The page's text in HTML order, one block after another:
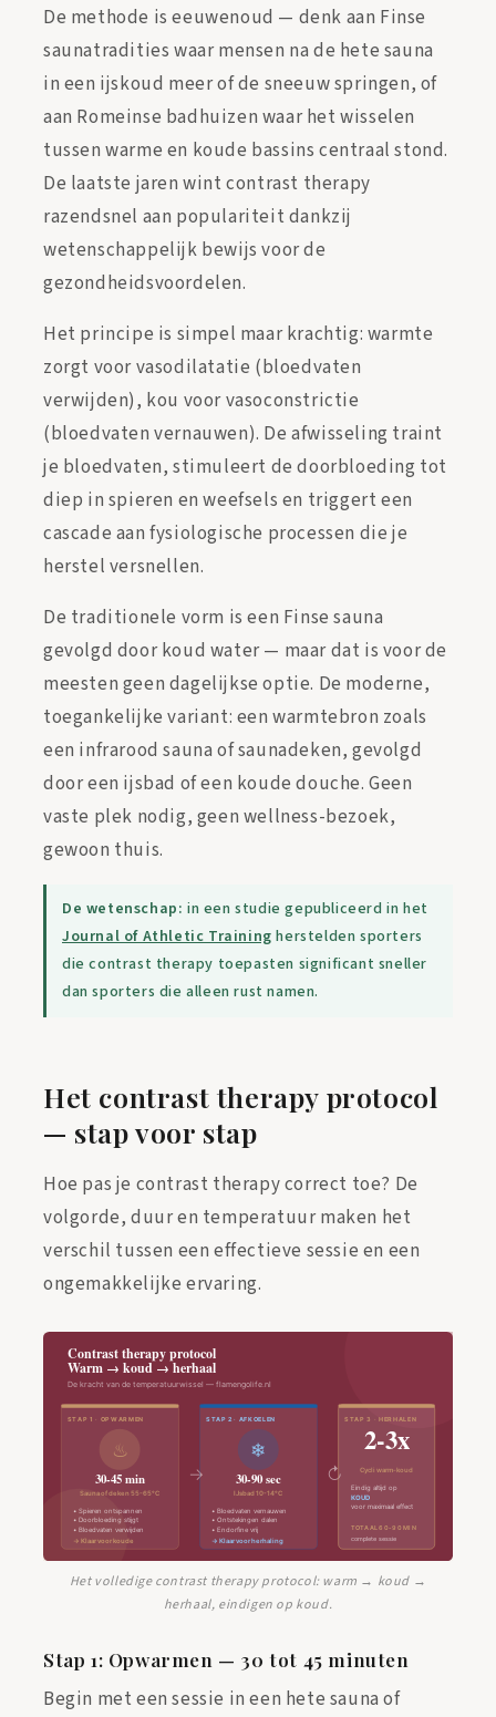
De methode is eeuwenoud — denk aan Finse
saunatradities waar mensen na de hete sauna
in een ijskoud meer of de sneeuw springen, of
aan Romeinse badhuizen waar het wisselen
tussen warme en koude bassins centraal stond.
De laatste jaren wint contrast therapy
razendsnel aan populariteit dankzij
wetenschappelijk bewijs voor de
gezondheidsvoordelen.
Het principe is simpel maar krachtig: warmte
zorgt voor vasodilatatie (bloedvaten
verwijden), kou voor vasoconstrictie
(bloedvaten vernauwen). De afwisseling traint
je bloedvaten, stimuleert de doorbloeding tot
diep in spieren en weefsels en triggert een
cascade aan fysiologische processen die je
herstel versnellen.
De traditionele vorm is een Finse sauna
gevolgd door koud water — maar dat is voor de
meesten geen dagelijkse optie. De moderne,
toegankelijke variant: een warmtebron zoals
een infrarood sauna of saunadeken, gevolgd
door een ijsbad of een koude douche. Geen
vaste plek nodig, geen wellness-bezoek,
gewoon thuis.
De wetenschap: in een studie gepubliceerd in het
Journal of Athletic Training herstelden sporters
die contrast therapy toepasten significant sneller
dan sporters die alleen rust namen.
Het contrast therapy protocol
— stap voor stap
Hoe pas je contrast therapy correct toe? De
volgorde, duur en temperatuur maken het
verschil tussen een effectieve sessie en een
ongemakkelijke ervaring.
Het volledige contrast therapy protocol: warm → koud →
herhaal, eindigen op koud.
Stap 1: Opwarmen — 30 tot 45 minuten
Begin met een sessie in een hete sauna of